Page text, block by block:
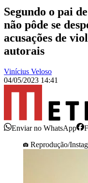
Segundo o pai
não pôde se
acusações de
autorais
Vinícius Veloso
04/05/2023 14:41
Enviar no WhatsApp
Reprodução/